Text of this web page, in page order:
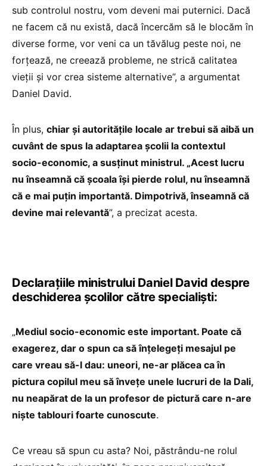
sub controlul nostru, vom deveni mai puternici. Dacă
ne facem că nu există, dacă încercăm să le blocăm în
diverse forme, vor veni ca un tăvălug peste noi, ne
forțează, ne creează probleme, ne strică calitatea
vieții și vor crea sisteme alternative”, a argumentat
Daniel David.
În plus, chiar și autoritățile locale ar trebui să aibă un
cuvânt de spus la adaptarea școlii la contextul
socio-economic, a susținut ministrul. „Acest lucru
nu înseamnă că școala își pierde rolul, nu înseamnă
că e mai puțin importantă. Dimpotrivă, înseamnă că
devine mai relevantă”, a precizat acesta.
Declarațiile ministrului Daniel David despre
deschiderea școlilor către specialiști:
„Mediul socio-economic este important. Poate că
exagerez, dar o spun ca să înțelegeți mesajul pe
care vreau să-l dau: uneori, ne-ar plăcea ca în
pictura copilul meu să învețe unele lucruri de la Dali,
nu neapărat de la un profesor de pictură care n-are
niște tablouri foarte cunoscute.
Ce vreau să spun cu asta? Noi, păstrându-ne rolul